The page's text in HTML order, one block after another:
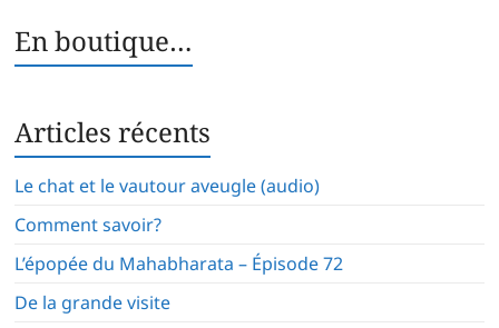
En boutique…
Articles récents
Le chat et le vautour aveugle (audio)
Comment savoir?
L’épopée du Mahabharata – Épisode 72
De la grande visite